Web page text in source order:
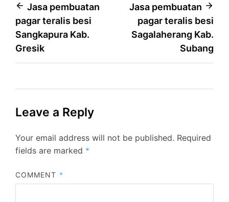
Post
navigation
Jasa pembuatan
pagar teralis besi
Sangkapura Kab.
Gresik
Jasa pembuatan
pagar teralis besi
Sagalaherang Kab.
Subang
Leave a Reply
Your email address will not be published. Required
fields are marked *
COMMENT *